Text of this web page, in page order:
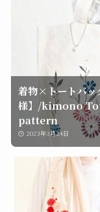
着物×トートバッ
様】/kimono
pattern
2023年3月24日